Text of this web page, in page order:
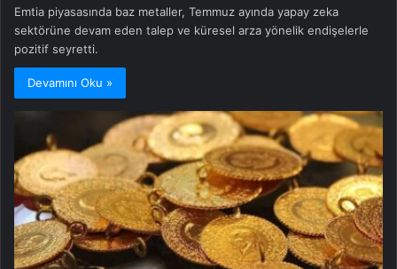
Emtia piyasasında baz metaller, Temmuz ayında yapay zeka
sektörüne devam eden talep ve küresel arza yönelik endişelerle
pozitif seyretti.
Devamını Oku »